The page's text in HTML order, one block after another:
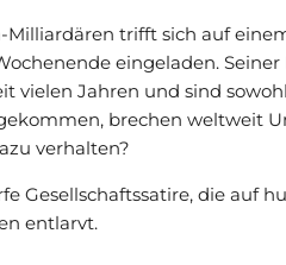
Milliardären trifft sich auf
eingeladen.
vielen Jahren und sind
brechen weltweit
verhalten?
Gesellschaftssatire, die auf
entlarvt.